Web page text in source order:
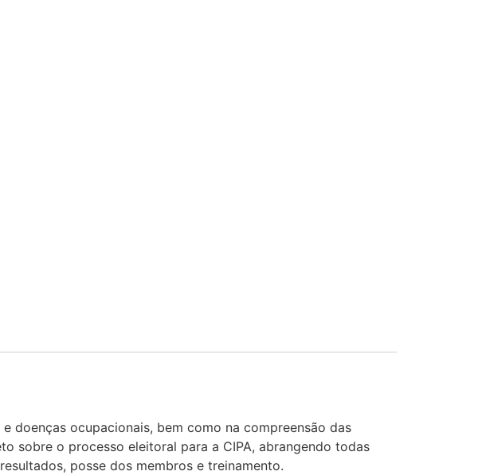
doenças ocupacionais, bem como na compreensão das
sobre o processo eleitoral para a CIPA, abrangendo todas
posse dos membros e treinamento.